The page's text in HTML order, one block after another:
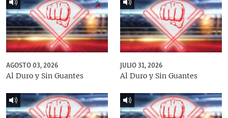
AGOSTO 03, 2026
Al Duro y Sin Guantes
JULIO 31, 2026
Al Duro y Sin Guantes